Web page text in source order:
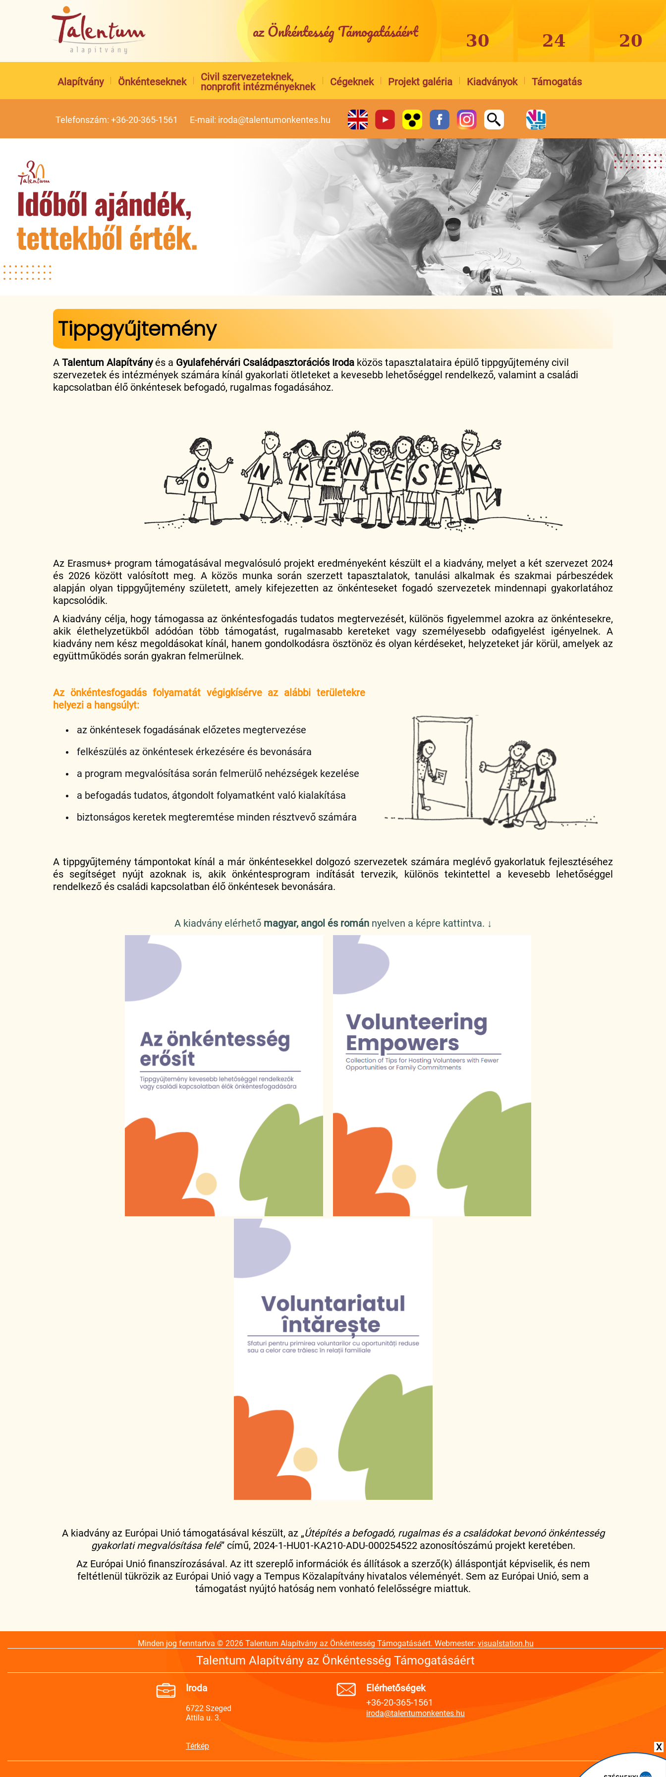
az Önkéntesség Támogatásáért
Alapítvány Önkénteseknek
Civil szervezeteknek,
nonprofit intézményeknek
Cégeknek Projekt galéria Kiadványok Támogatás
Telefonszám: +36-20-365-1561 E-mail: iroda@talentumonkentes.hu
Jelenlegi hely
Tippgyűjtemény
A Talentum Alapítványés a Gyulafehérvári Családpasztorációs Iroda közös tapasztalataira épülő tippgyűjtemény civil
szervezetek és intézmények számára kínál gyakorlati ötleteket a kevesebb lehetőséggel rendelkező, valamint a családi
kapcsolatban élő önkéntesek befogadó, rugalmas fogadásához.
Az Erasmus+ program támogatásával megvalósuló projekt eredményeként készült el a kiadvány, melyet a két szervezet 2024
és 2026 között valósított meg. A közös munka során szerzett tapasztalatok, tanulási alkalmak és szakmai párbeszédek
alapján olyan tippgyűjtemény született, amely kifejezetten az önkénteseket fogadó szervezetek mindennapi gyakorlatához
kapcsolódik.
A kiadvány célja, hogy támogassa az önkéntesfogadás tudatos megtervezését, különös figyelemmel azokra az önkéntesekre,
akik élethelyzetükből adódóan több támogatást, rugalmasabb kereteket vagy személyesebb odafigyelést igényelnek. A
kiadvány nem kész megoldásokat kínál, hanem gondolkodásra ösztönöz és olyan kérdéseket, helyzeteket jár körül, amelyek az
együttműködés során gyakran felmerülnek.
Az önkéntesfogadás folyamatát végigkísérve az alábbi területekre
helyezi a hangsúlyt:
az önkéntesek fogadásának előzetes megtervezése
felkészülés az önkéntesek érkezésére és bevonására
a program megvalósítása során felmerülő nehézségek kezelése
a befogadás tudatos, átgondolt folyamatként való kialakítása
biztonságos keretek megteremtése minden résztvevő számára
A tippgyűjtemény támpontokat kínál a már önkéntesekkel dolgozó szervezetek számára meglévő gyakorlatuk fejlesztéséhez
és segítséget nyújt azoknak is, akik önkéntesprogram indítását tervezik, különös tekintettel a kevesebb lehetőséggel
rendelkező és családi kapcsolatban élő önkéntesek bevonására.
A kiadvány elérhető magyar, angol és román nyelven a képre kattintva. ↓
A kiadvány az Európai Unió támogatásával készült, az „Útépítés a befogadó, rugalmas és a családokat bevonó önkéntesség
gyakorlati megvalósítása felé” című, 2024-1-HU01-KA210-ADU-000254522 azonosítószámú projekt keretében.
Az Európai Unió finanszírozásával. Az itt szereplő információk és állítások a szerző(k) álláspontját képviselik, és nem
feltétlenül tükrözik az Európai Unió vagy a Tempus Közalapítvány hivatalos véleményét. Sem az Európai Unió, sem a
támogatást nyújtó hatóság nem vonható felelősségre miattuk.
Minden jog fenntartva © 2026 Talentum Alapítvány az Önkéntesség Támogatásáért. Webmester: visualstation.hu
Talentum Alapítvány az Önkéntesség Támogatásáért
Iroda
6722 Szeged
Attila u. 3.
Térkép
Elérhetőségek
+36-20-365-1561
iroda@talentumonkentes.hu
X